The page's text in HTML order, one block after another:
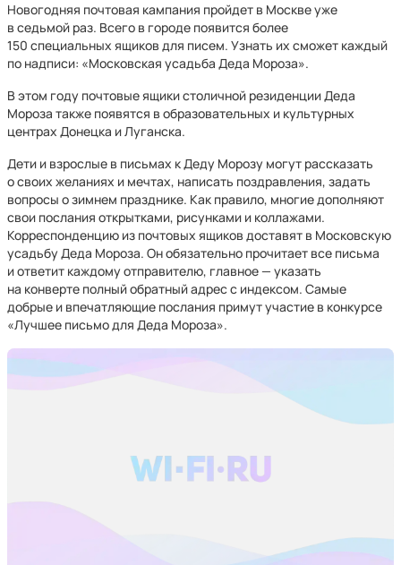
Новогодняя почтовая кампания пройдет в Москве уже
в седьмой раз. Всего в городе появится более
150 специальных ящиков для писем. Узнать их сможет каждый
по надписи: «Московская усадьба Деда Мороза».
В этом году почтовые ящики столичной резиденции Деда
Мороза также появятся в образовательных и культурных
центрах Донецка и Луганска.
Дети и взрослые в письмах к Деду Морозу могут рассказать
о своих желаниях и мечтах, написать поздравления, задать
вопросы о зимнем празднике. Как правило, многие дополняют
свои послания открытками, рисунками и коллажами.
Корреспонденцию из почтовых ящиков доставят в Московскую
усадьбу Деда Мороза. Он обязательно прочитает все письма
и ответит каждому отправителю, главное — указать
на конверте полный обратный адрес с индексом. Самые
добрые и впечатляющие послания примут участие в конкурсе
«Лучшее письмо для Деда Мороза».